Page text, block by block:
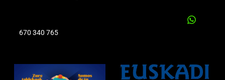
670 340 765